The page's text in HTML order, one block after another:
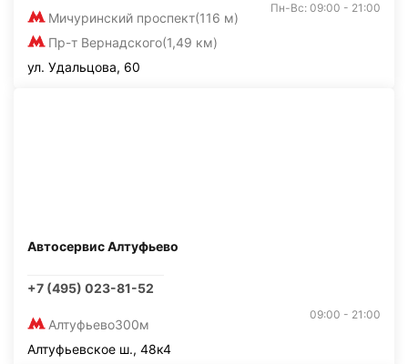
Мичуринский проспект(116 м)
Пр-т Вернадского(1,49 км)
Пн-Вс: 09:00 - 21:00
ул. Удальцова, 60
Автосервис Алтуфьево
+7 (495) 023-81-52
Алтуфьево300м
09:00 - 21:00
Алтуфьевское ш., 48к4